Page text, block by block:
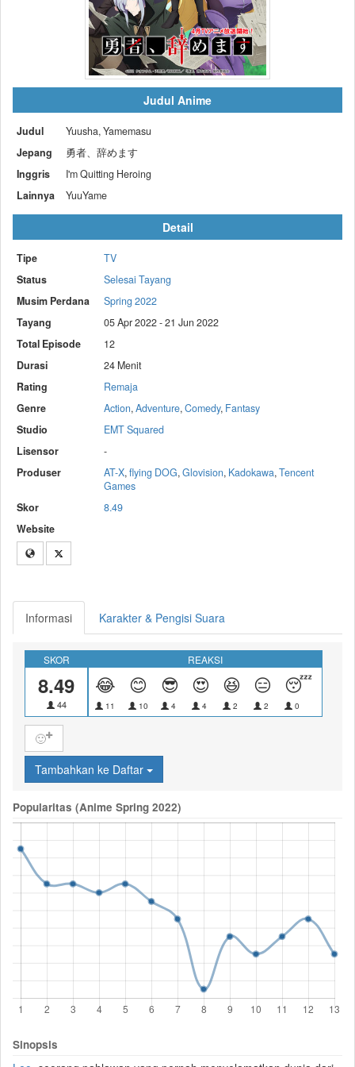
Judul Anime
Judul
Yuusha, Yamemasu
Jepang
勇者、辞めます
Inggris
I'm Quitting Heroing
Lainnya
YuuYame
Detail
Tipe
TV
Status
Selesai Tayang
Musim Perdana
Spring 2022
Tayang
05 Apr 2022 - 21 Jun 2022
Total Episode
12
Durasi
24 Menit
Rating
Remaja
Genre
Action,Adventure,Comedy, Fantasy
Studio
EMT Squared
Lisensor
-
Produser
AT-X,flying DOG,Glovision, Kadokawa,Tencent
Games
Skor
8.49
Website
Informasi Karakter & Pengisi Suara
SKOR
8.49
44
REAKSI
😂
11
😊
10
😎
4
😍
4
😆
2
😑
2
😴
0
🙂
Tambahkan ke Daftar
Popularitas (Anime Spring 2022)
Sinopsis